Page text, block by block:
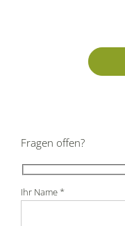
Fragen offen?
Ihr Name *